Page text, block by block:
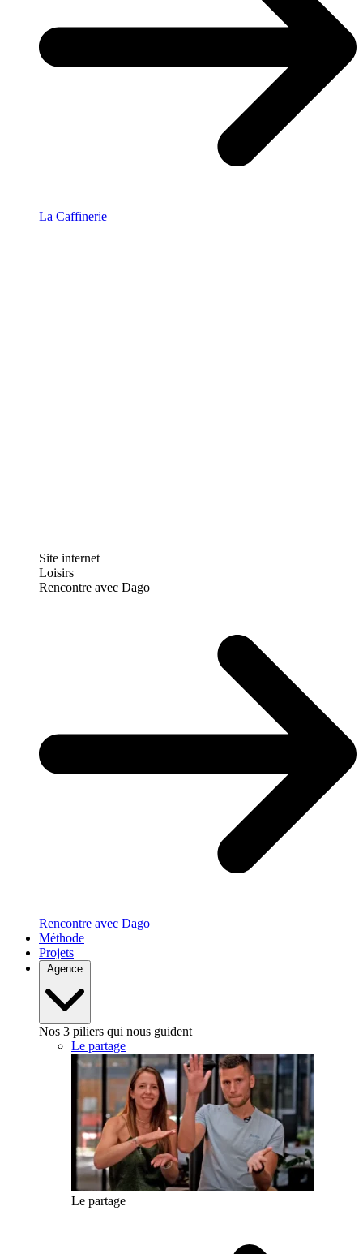
La Caffinerie
Site internet
Loisirs
Rencontre avec Dago
Rencontre avec Dago
Méthode
Projets
Agence
Nos 3 piliers qui nous guident
Le partage
Le partage